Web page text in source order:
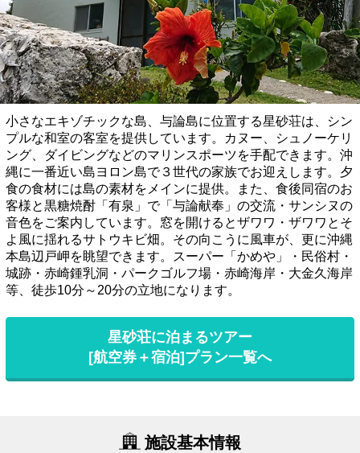
小さなエキゾチックな島、与論島に位置する星砂荘は、シン
プルな和室の客室を提供しています。カヌー、シュノーケリ
ング、ダイビングなどのマリンスポーツを手配できます。沖
縄に一番近い島ヨロン島で３世代の家族でお迎えします。夕
食の食材には島の素材をメインに提供。また、食後同宿のお
客様と黒糖焼酎「有泉」で「与論献奉」の交流・サンシヌの
音色をご案内しています。窓を開けるとザワワ・ザワワとそ
よ風に揺れるサトウキビ畑。その向こうに風車が、更に沖縄
本島辺戸岬を眺望できます。スーパー「かめや」・民俗村・
城跡・赤崎鍾乳洞・パークゴルフ場・赤崎海岸・大金久海岸
等、徒歩10分～20分の立地になります。
星砂荘に泊まるツアー
[航空券＋宿泊]プラン一覧へ
施設基本情報